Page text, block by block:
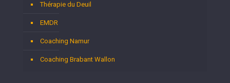
Thérapie du Deuil
EMDR
Coaching Namur
Coaching Brabant Wallon